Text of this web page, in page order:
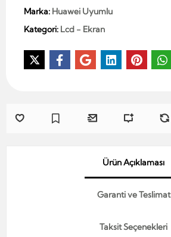
Marka: Huawei Uyumlu
Kategori: Lcd - Ekran
Ürün Açıklaması
Garanti ve Teslimat
Taksit Seçenekleri